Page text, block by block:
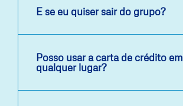
E se eu quiser sair do grupo?
Posso usar a carta de crédito em
qualquer lugar?